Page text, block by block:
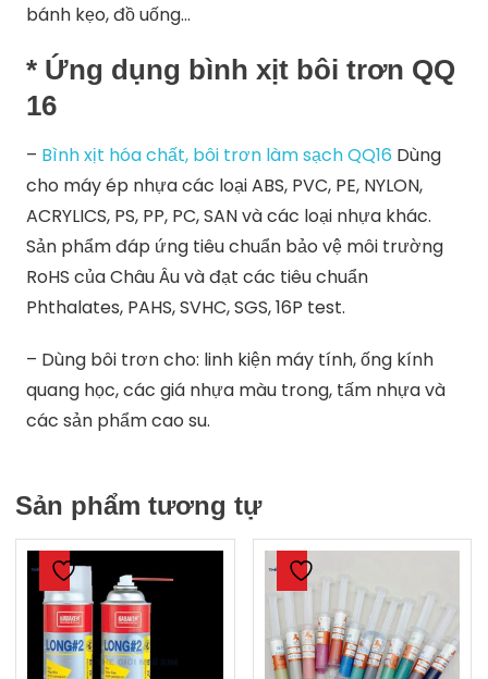
bánh kẹo, đồ uống…
* Ứng dụng bình xịt bôi trơn QQ
16
– Bình xịt hóa chất, bôi trơn làm sạch QQ16 Dùng
cho máy ép nhựa các loại ABS, PVC, PE, NYLON,
ACRYLICS, PS, PP, PC, SAN và các loại nhựa khác.
Sản phẩm đáp ứng tiêu chuẩn bảo vệ môi trường
RoHS của Châu Âu và đạt các tiêu chuẩn
Phthalates, PAHS, SVHC, SGS, 16P test.
– Dùng bôi trơn cho: linh kiện máy tính, ống kính
quang học, các giá nhựa màu trong, tấm nhựa và
các sản phẩm cao su.
Sản phẩm tương tự